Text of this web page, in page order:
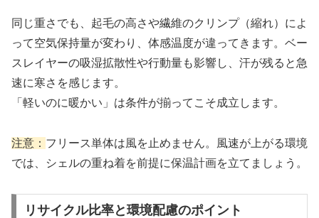
同じ重さでも、起毛の高さや繊維のクリンプ（縮れ）によ
って空気保持量が変わり、体感温度が違ってきます。ベー
スレイヤーの吸湿拡散性や行動量も影響し、汗が残ると急
速に寒さを感じます。
「軽いのに暖かい」は条件が揃ってこそ成立します。
注意： フリース単体は風を止めません。風速が上がる環境
では、シェルの重ね着を前提に保温計画を立てましょう。
リサイクル比率と環境配慮のポイント